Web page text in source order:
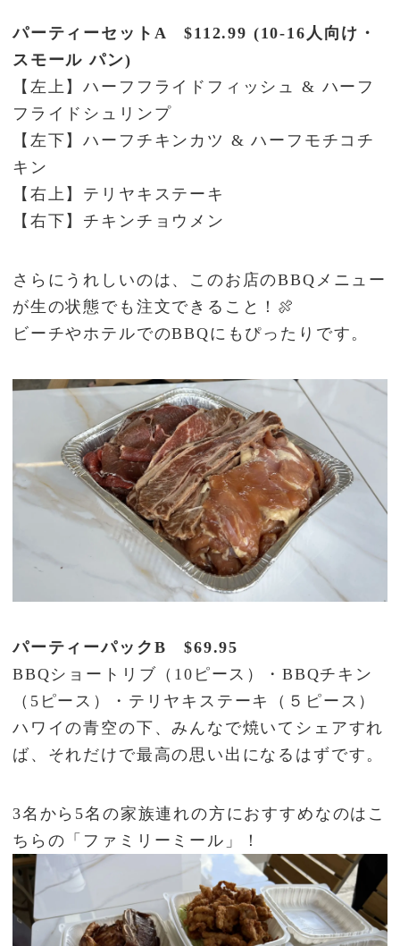
パーティーセットA $112.99 (10-16人向け・
スモール パン)
【左上】ハーフフライドフィッシュ & ハーフ
フライドシュリンプ
【左下】ハーフチキンカツ & ハーフモチコチ
キン
【右上】テリヤキステーキ
【右下】チキンチョウメン
さらにうれしいのは、このお店のBBQメニュー
が生の状態でも注文できること！🍖
ビーチやホテルでのBBQにもぴったりです。
パーティーパックB $69.95
BBQショートリブ（10ピース）・BBQチキン
（5ピース）・テリヤキステーキ（５ピース）
ハワイの青空の下、みんなで焼いてシェアすれ
ば、それだけで最高の思い出になるはずです。
3名から5名の家族連れの方におすすめなのはこ
ちらの「ファミリーミール」！